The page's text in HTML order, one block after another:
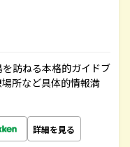
訪ねる本格的ガイドブ
所など具体的情報満
詳細を見る